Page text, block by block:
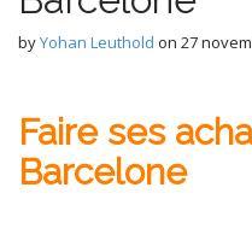
byYohan Leuthold on 27
Faire ses
Barcelone